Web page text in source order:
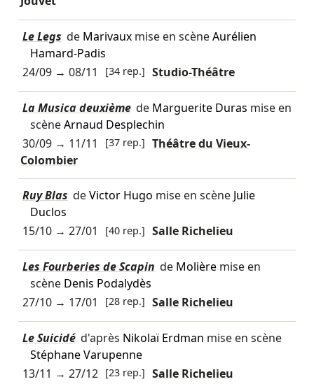
Le Legs de Marivauxmise en scèneAurélien
Hamard-Padis
24/09→ 08/11 [34 rep.] Studio-Théâtre
La Musica deuxième de Marguerite Duras mise en
scèneArnaud Desplechin
30/09→ 11/11 [37 rep.] Théâtre du Vieux-
Colombier
Ruy Blas deVictor Hugo mise en scène Julie
Duclos
15/10→ 27/01 [40 rep.] Salle Richelieu
Les Fourberies de Scapin de Molièremise en
scène Denis Podalydès
27/10→ 17/01 [28 rep.] Salle Richelieu
Le Suicidé d'après Nikolaï Erdman mise en scène
Stéphane Varupenne
13/11 → 27/12 [23 rep.] Salle Richelieu